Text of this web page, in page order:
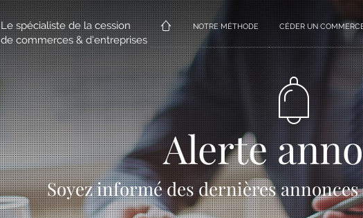
Le spécialiste de la cession
de commerces & d'entreprises
NOTRE MÉTHODE CÉDER UN
Alerte
Soyez informé des dernières